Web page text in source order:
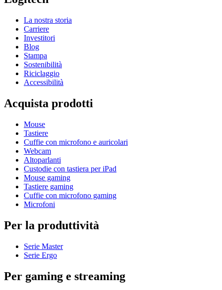
La nostra storia
Carriere
Investitori
Blog
Stampa
Sostenibilità
Riciclaggio
Accessibilità
Acquista prodotti
Mouse
Tastiere
Cuffie con microfono e auricolari
Webcam
Altoparlanti
Custodie con tastiera per iPad
Mouse gaming
Tastiere gaming
Cuffie con microfono gaming
Microfoni
Per la produttività
Serie Master
Serie Ergo
Per gaming e streaming